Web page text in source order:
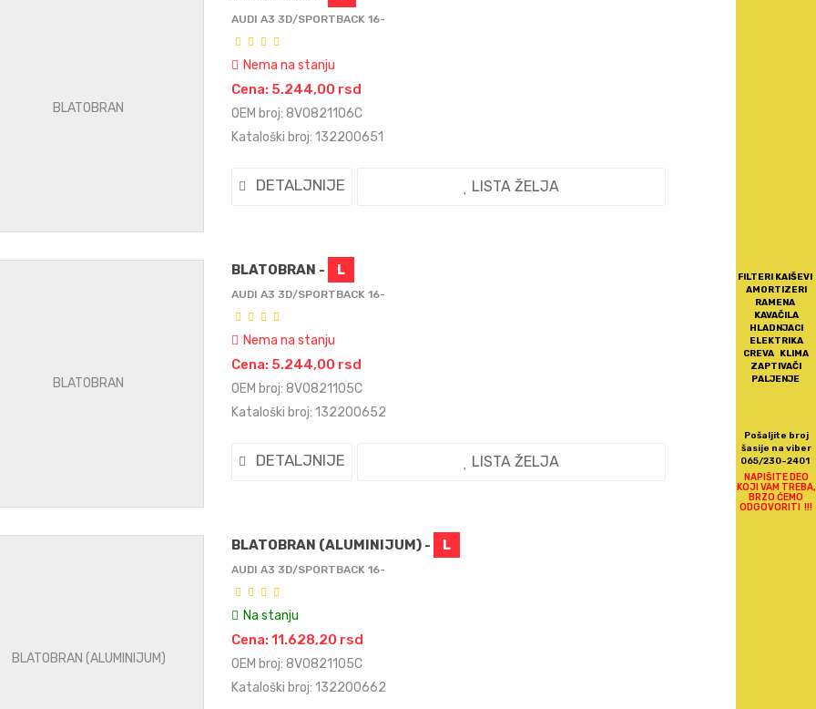
AUDI A3 3D/SPORTBACK 16-
Nema na stanju
Cena: 5.244,00 rsd
OEM broj: 8V0821106C
Kataloški broj: 132200651
DETALJNIJE LISTA ŽELJA
BLATOBRAN - L
AUDI A3 3D/SPORTBACK 16-
Nema na stanju
Cena: 5.244,00 rsd
OEM broj: 8V0821105C
Kataloški broj: 132200652
DETALJNIJE LISTA ŽELJA
BLATOBRAN (ALUMINIJUM) - L
AUDI A3 3D/SPORTBACK 16-
Na stanju
Cena: 11.628,20 rsd
OEM broj: 8V0821105C
Kataloški broj: 132200662
FILTERI KAIŠEVI
AMORTIZERI
RAMENA
KAVAČILA
HLADNJACI
ELEKTRIKA
CREVA KLIMA
ZAPTIVAČI
PALJENJE
Pošaljite broj
šasije na viber
065/230-2401
NAPIŠITE DEO
KOJI VAM TREBA,
BRZO ĆEMO
ODGOVORITI !!!